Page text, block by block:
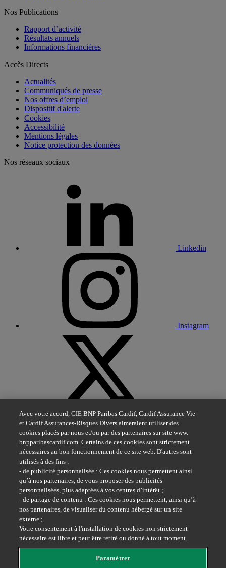
Nos Publications
Rapport d’activité
Résultats annuels
Informations financières
Accès Directs
Actualités
Communiqués de presse
Nos offres d’emploi
Dispositif d'alerte
Cookies
Accessibilité
Mentions légales
Notice protection des données
Nos réseaux sociaux
Linkedin
Instagram
Avec votre accord, GIE BNP Paribas Cardif, Cardif Assurance Vie
et Cardif Assurances-Risques Divers aimeraient utiliser des
cookies placés par nous et/ou par des partenaires sur site www.
bnpparibascardif.com. Certains de ces cookies sont strictement
nécessaires au bon fonctionnement de ce site web. D'autres sont
utilisés à des fins :
- de publicité personnalisée : Ces cookies nous permettent ainsi
qu’à nos partenaires, de vous proposer des publicités
personnalisées, plus adaptées à vos centres d’intérêt ;
- de partage de contenu : Ces cookies nous permettent, ainsi qu’à
nos partenaires, de visualiser du contenu hébergé sur un site
externe ;
Votre consentement à l'installation de cookies non strictement
nécessaire est libre et peut être retiré ou donné à tout moment.
Paramétrer